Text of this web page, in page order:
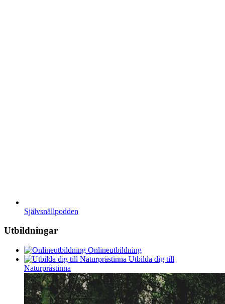
Självsnällpodden
Utbildningar
Onlineutbildning
Utbilda dig till
Naturprästinna